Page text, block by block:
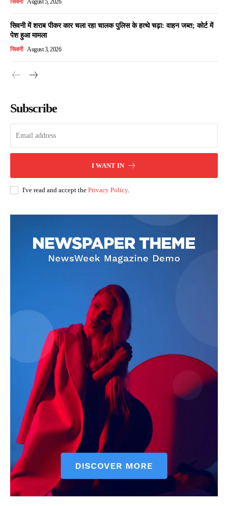
सिवनी August 5, 2026
सिवनी में शराब पीकर कार चला रहा चालक पुलिस के हत्थे चढ़ा: वाहन जब्त; कोर्ट में
पेश हुआ मामला
सिवनी August 3, 2026
Subscribe
I WANT IN
I've read and accept the Privacy Policy.